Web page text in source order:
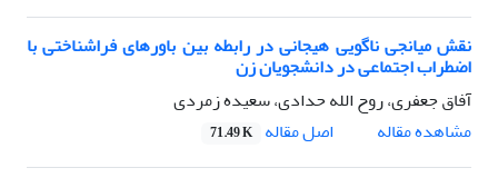
نقش میانجی ناگویی هیجانی در رابطه بین باورهای فراشناختی با
اضطراب اجتماعی در دانشجویان زن
آفاق جعفری، روح الله حدادی، سعیده زمردی
مشاهده مقاله
اصل مقاله 71.49 K